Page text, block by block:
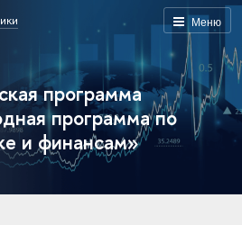
Меню
программа
программа по
и финансам»